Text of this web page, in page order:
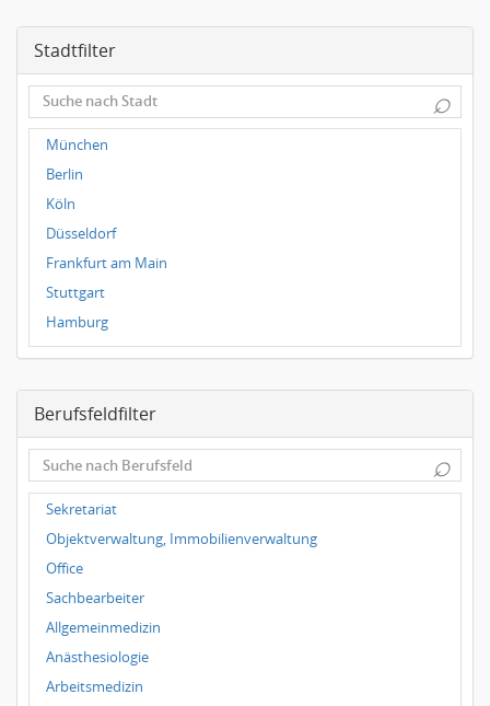
Stadtfilter
⌕
München
Berlin
Köln
Düsseldorf
Frankfurt am Main
Stuttgart
Hamburg
Frankfurt
Magdeburg
Leipzig
Dortmund
Hallbergmoos
Würzburg
Grünwald
Ulm
Bielefeld
Hannover
Duisburg
Berufsfeldfilter
⌕
Sekretariat
Objektverwaltung, Immobilienverwaltung
Office
Sachbearbeiter
Allgemeinmedizin
Anästhesiologie
Arbeitsmedizin